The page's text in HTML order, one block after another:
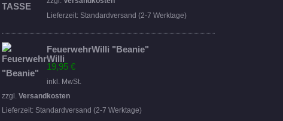
16,95 € 14,95 €.
Lieferzeit: Standardversand (2-7 Werktage)
FeuerwehrWilli "Beanie"
19,95 €
inkl. MwSt.
zzgl. Versandkosten
Lieferzeit: Standardversand (2-7 Werktage)